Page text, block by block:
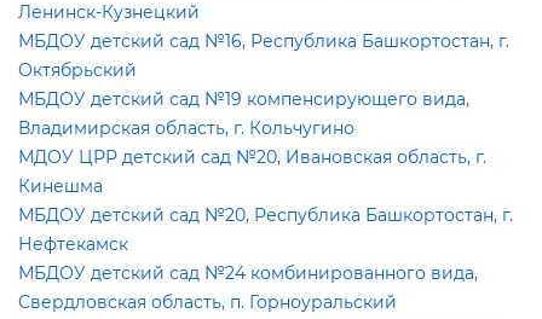
Ленинск-Кузнецкий
МБДОУ детский сад №16, Республика Башкортостан, г.
Октябрьский
МБДОУ детский сад №19 компенсирующего вида,
ладимирская область, г. Кольчугино
МДОУ ЦРР детский сад №20, Ивановская область, г.
Кинешма
МБДОУ детский сад №20, Республика Башкортостан, г.
Нефтекамск
МБДОУ детский сад №24 комбинированного вида,
Свердловская область, п. Горноуральский